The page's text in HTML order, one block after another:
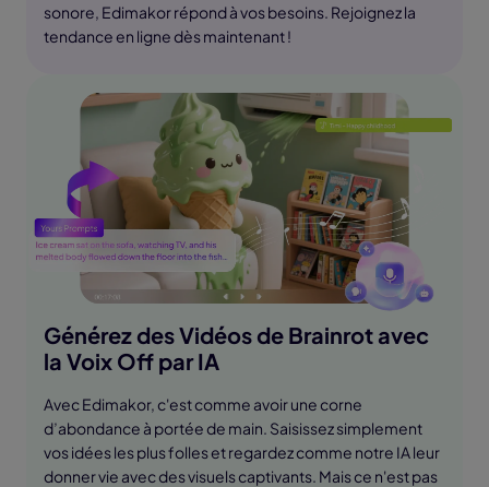
sonore, Edimakor répond à vos besoins. Rejoignez la
tendance en ligne dès maintenant !
Générez des Vidéos de Brainrot avec
la Voix Off par IA
Avec Edimakor, c'est comme avoir une corne
d’abondance à portée de main. Saisissez simplement
vos idées les plus folles et regardez comme notre IA leur
donner vie avec des visuels captivants. Mais ce n'est pas